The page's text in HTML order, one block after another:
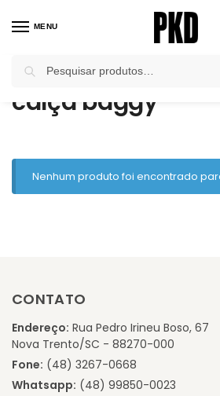
MENU
Início / Produtos marcados com a tag
calça baggy
Nenhum produto foi encontrado
CONTATO
Endereço: Rua Pedro Irineu Boso, 67
Nova Trento/SC - 88270-000
Fone: (48) 3267-0668
Whatsapp: (48) 99850-0023